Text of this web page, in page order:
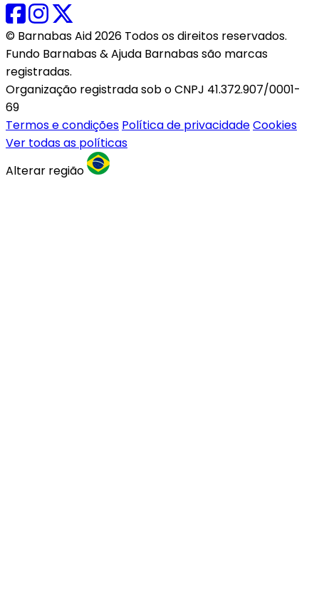
© Barnabas Aid 2026 Todos os direitos reservados.
Fundo Barnabas & Ajuda Barnabas são marcas
registradas.
Organização registrada sob o CNPJ 41.372.907/0001-
69
Termos e condições Política de privacidadeCookies
Ver todas as políticas
Alterar região